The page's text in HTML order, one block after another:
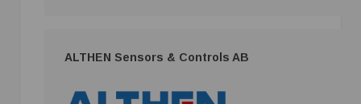
ALTHEN Sensors & Controls AB